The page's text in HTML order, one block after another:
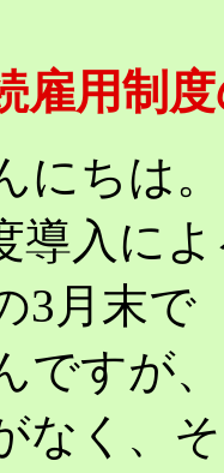
雇用制
にちは。
導入に
3月末で
ですが
なく、